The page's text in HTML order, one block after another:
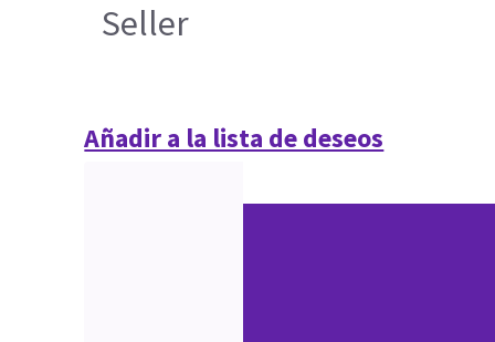
Seller
Añadir a la lista de deseos